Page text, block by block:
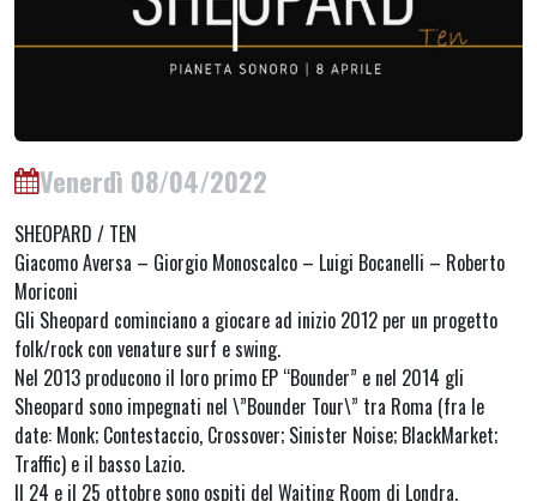
Venerdì 08/04/2022
SHEOPARD / TEN
Giacomo Aversa – Giorgio Monoscalco – Luigi Bocanelli – Roberto
Moriconi
Gli Sheopard cominciano a giocare ad inizio 2012 per un progetto
folk/rock con venature surf e swing.
Nel 2013 producono il loro primo EP “Bounder” e nel 2014 gli
Sheopard sono impegnati nel \”Bounder Tour\” tra Roma (fra le
date: Monk; Contestaccio, Crossover; Sinister Noise; BlackMarket;
Traffic) e il basso Lazio.
Il 24 e il 25 ottobre sono ospiti del Waiting Room di Londra.